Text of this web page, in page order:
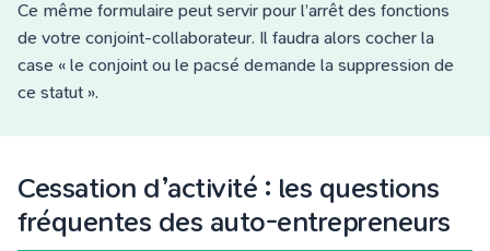
Ce même formulaire peut servir pour l’arrêt des fonctions
de votre conjoint-collaborateur. Il faudra alors cocher la
case « le conjoint ou le pacsé demande la suppression de
ce statut ».
Cessation d’activité : les questions
fréquentes des auto-entrepreneurs